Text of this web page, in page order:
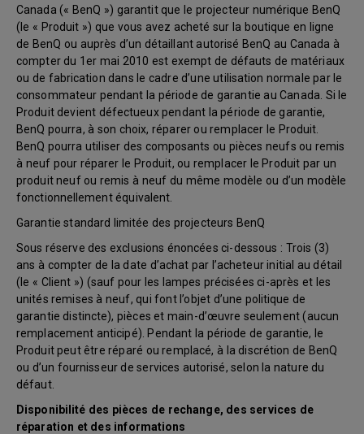
Canada (« BenQ ») garantit que le projecteur numérique BenQ
(le « Produit ») que vous avez acheté sur la boutique en ligne
de BenQ ou auprès d’un détaillant autorisé BenQ au Canada à
compter du 1er mai 2010 est exempt de défauts de matériaux
ou de fabrication dans le cadre d’une utilisation normale par le
consommateur pendant la période de garantie au Canada. Si le
Produit devient défectueux pendant la période de garantie,
BenQ pourra, à son choix, réparer ou remplacer le Produit.
BenQ pourra utiliser des composants ou pièces neufs ou remis
à neuf pour réparer le Produit, ou remplacer le Produit par un
produit neuf ou remis à neuf du même modèle ou d’un modèle
fonctionnellement équivalent.
Garantie standard limitée des projecteurs BenQ
Sous réserve des exclusions énoncées ci-dessous : Trois (3)
ans à compter de la date d’achat par l’acheteur initial au détail
(le « Client ») (sauf pour les lampes précisées ci-après et les
unités remises à neuf, qui font l’objet d’une politique de
garantie distincte), pièces et main-d’œuvre seulement (aucun
remplacement anticipé). Pendant la période de garantie, le
Produit peut être réparé ou remplacé, à la discrétion de BenQ
ou d’un fournisseur de services autorisé, selon la nature du
défaut.
Disponibilité des pièces de rechange, des services de
réparation et des informations